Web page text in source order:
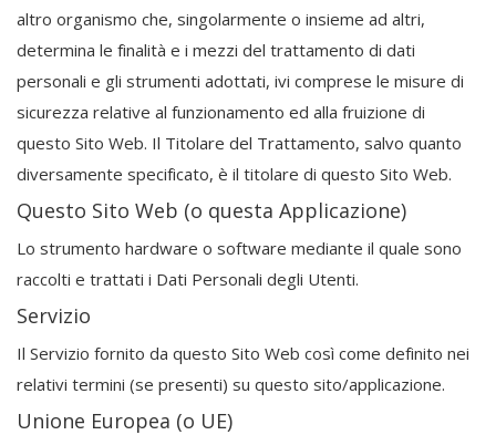
altro organismo che, singolarmente o insieme ad altri,
determina le finalità e i mezzi del trattamento di dati
personali e gli strumenti adottati, ivi comprese le misure di
sicurezza relative al funzionamento ed alla fruizione di
questo Sito Web. Il Titolare del Trattamento, salvo quanto
diversamente specificato, è il titolare di questo Sito Web.
Questo Sito Web (o questa Applicazione)
Lo strumento hardware o software mediante il quale sono
raccolti e trattati i Dati Personali degli Utenti.
Servizio
Il Servizio fornito da questo Sito Web così come definito nei
relativi termini (se presenti) su questo sito/applicazione.
Unione Europea (o UE)